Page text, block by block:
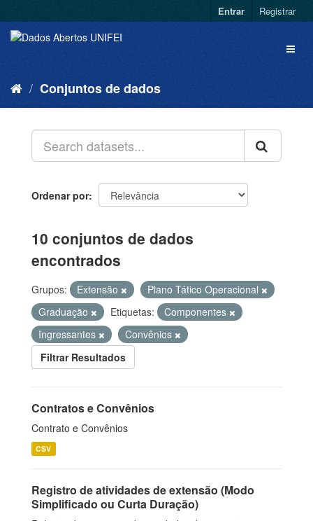
Entrar Registrar
Conjuntos de dados
Ordenar por
10 conjuntos de dados
encontrados
Grupos: Extensão
Plano Tático Operacional
Graduação
Etiquetas:
Componentes
Ingressantes
Convênios
Filtrar Resultados
Contratos e Convênios
Contrato e Convênios
CSV
Registro de atividades de extensão (Modo
Simplificado ou Curta Duração)